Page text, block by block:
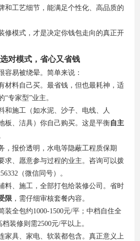
和工艺细节，能满足个性化、高品质的
修模式，才是决定你钱包走向的真正开
对模式，省心又省钱
容易被绕晕。简单来说：
材料自己买。最省钱，但也最耗神，适
专家型”业主。
和施工（如水泥、沙子、电线、人
板、洁具）你自己购买。这是平衡自主
，报价透明，水电等隐蔽工程质保期
求、愿意参与过程的业主。咨询可以拨
（微信同号）。
料、施工，全部打包给装修公司。省时
限，需仔细审核套餐内容。
装全包约1000-1500元/平；中档自住全
装修则需2500元/平以上。
家具、家电、软装都包含。真正意义上